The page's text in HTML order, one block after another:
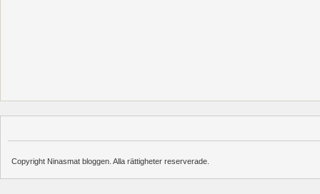
Copyright Ninasmat bloggen. Alla rättigheter reserverade.